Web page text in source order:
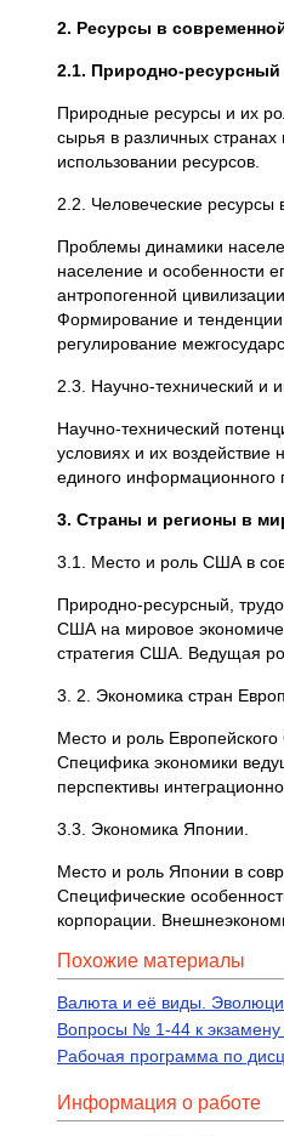
2. Ресурсы в
2.1. Природно-ресурсный
Природные ресурсы и их
сырья в различных
использовании ресурсов.
2.2. Человеческие
Проблемы динамики
население и особенности
антропогенной
Формирование и
регулирование
2.3. Научно-технический и
Научно-технический
условиях и их
единого информационного
3. Страны и регионы в
3.1. Место и роль США в
Природно-ресурсный,
США на мировое
стратегия США. Ведущая
3. 2. Экономика стран
Место и роль
Специфика экономики
перспективы
3.3. Экономика Японии.
Место и роль Японии в
Специфические
корпорации.
Похожие материалы
Валюта и её виды.
Вопросы № 1-44 к экзамену
Рабочая программа по
Информация о работе